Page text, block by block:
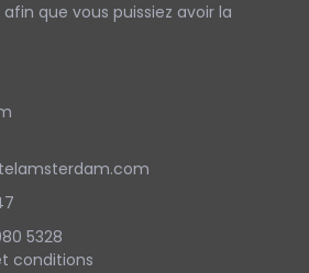
afin que vous puissiez avoir la
5328
conditions